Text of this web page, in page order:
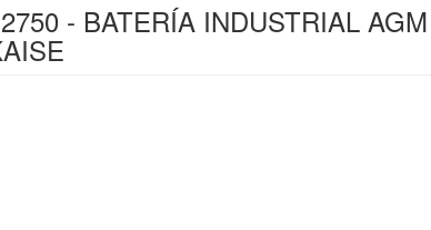
- BATERÍA INDUSTRIAL